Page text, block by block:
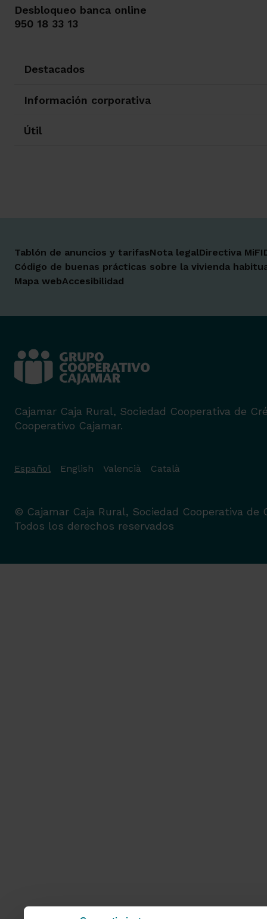
Desbloqueo banca online
950 18 33 13
Destacados
Información corporativa
Útil
Tablón de anuncios y tarifasNota legalDirectiva
Código de buenas prácticas sobre la vivienda
Mapa webAccesibilidad
Cajamar Caja Rural, Sociedad Cooperativa de
Cooperativo Cajamar.
Español English Valencià Català
© Cajamar Caja Rural, Sociedad Cooperativa de
Todos los derechos reservados